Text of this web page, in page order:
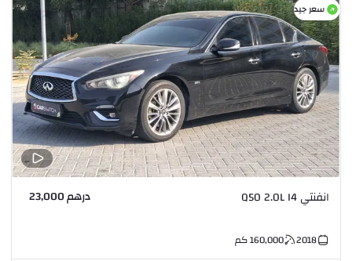
سعر جيد
انفنتي Q50 2.0L I4 درهم 23,000
2018
160,000كم